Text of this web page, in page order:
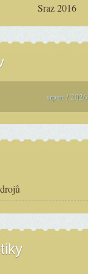
Sraz 2016
srpen / 2026